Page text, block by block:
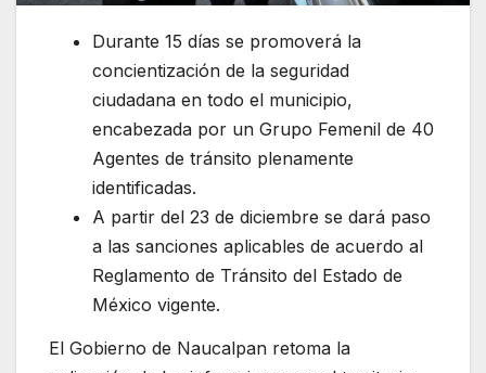
Durante 15 días se promoverá la
concientización de la seguridad
ciudadana en todo el municipio,
encabezada por un Grupo Femenil de 40
Agentes de tránsito plenamente
identificadas.
A partir del 23 de diciembre se dará paso
a las sanciones aplicables de acuerdo al
Reglamento de Tránsito del Estado de
México vigente.
El Gobierno de Naucalpan retoma la